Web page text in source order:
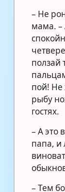
– Не
мама. –
ползай
пой! Не
рыбу
гостях.
– А это
папа, и
– Тем